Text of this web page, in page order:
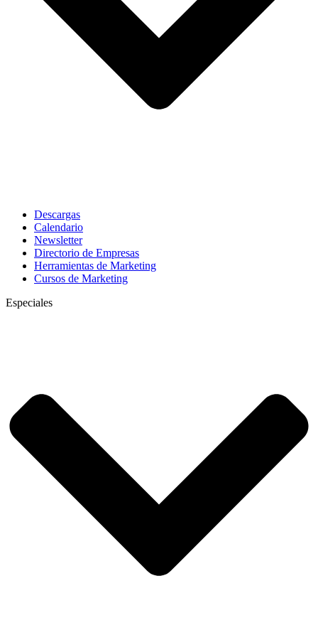
Descargas
Calendario
Newsletter
Directorio de Empresas
Herramientas de Marketing
Cursos de Marketing
Especiales